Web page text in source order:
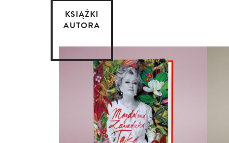
KSIĄŻKI
AUTORA